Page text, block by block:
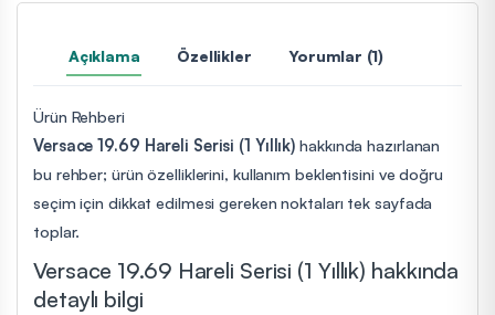
Açıklama Özellikler Yorumlar (1)
Ürün Rehberi
Versace 19.69 Hareli Serisi (1 Yıllık) hakkında hazırlanan
bu rehber; ürün özelliklerini, kullanım beklentisini ve doğru
seçim için dikkat edilmesi gereken noktaları tek sayfada
toplar.
Versace 19.69 Hareli Serisi (1 Yıllık) hakkında
detaylı bilgi